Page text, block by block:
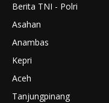
Berita TNI - Polri
Asahan
Anambas
Kepri
Aceh
Tanjungpinang